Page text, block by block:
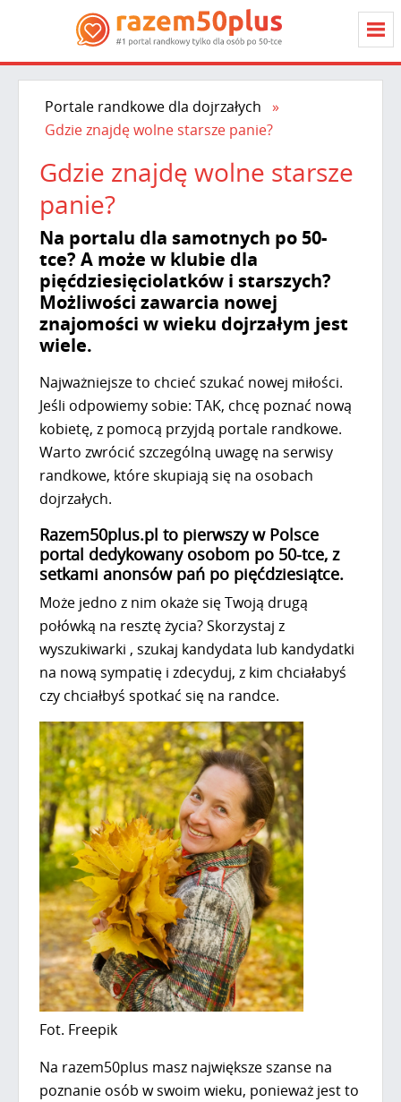
Portale randkowe dla dojrzałych
Gdzie znajdę wolne starsze panie?
Gdzie znajdę wolne starsze
panie?
Na portalu dla samotnych po 50-
tce? A może w klubie dla
pięćdziesięciolatków i starszych?
Możliwości zawarcia nowej
znajomości w wieku dojrzałym jest
wiele.
Najważniejsze to chcieć szukać nowej miłości.
Jeśli odpowiemy sobie: TAK, chcę poznać nową
kobietę, z pomocą przyjdą portale randkowe.
Warto zwrócić szczególną uwagę na serwisy
randkowe, które skupiają się na osobach
dojrzałych.
Razem50plus.pl to pierwszy w Polsce
portal dedykowany osobom po 50-tce, z
setkami anonsów pań po pięćdziesiątce.
Może jedno z nim okaże się Twoją drugą
połówką na resztę życia? Skorzystaj z
wyszukiwarki , szukaj kandydata lub kandydatki
na nową sympatię i zdecyduj, z kim chciałabyś
czy chciałbyś spotkać się na randce.
Fot. Freepik
Na razem50plus masz największe szanse na
poznanie osób w swoim wieku, ponieważ jest to